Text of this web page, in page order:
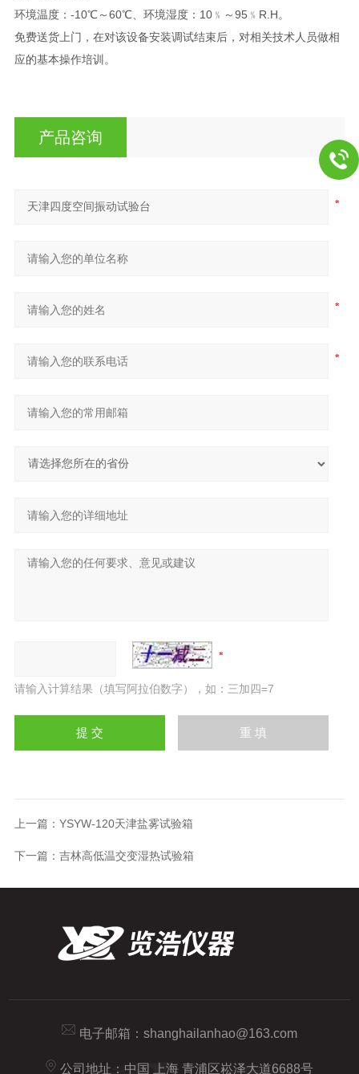
环境温度：-10℃～60℃、环境湿度：10﹪～95﹪R.H。
免费送货上门，在对该设备安装调试结束后，对相关技术人员做相
应的基本操作培训。
产品咨询
请输入计算结果（填写阿拉伯数字），如：三加四=7
上一篇： YSYW-120天津盐雾试验箱
下一篇： 吉林高低温交变湿热试验箱
电子邮箱： shanghailanhao@163.com
公司地址：中国 上海 青浦区崧泽大道6688号